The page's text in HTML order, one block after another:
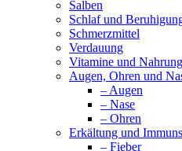
Salben
Schlaf und
Schmerzmittel
Verdauung
Vitamine und
Augen, Ohren und
– Augen
– Nase
– Ohren
Erkältung und
– Fieber